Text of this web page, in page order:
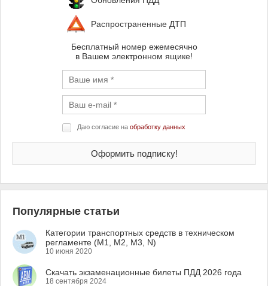
Распространенные ДТП
Бесплатный номер ежемесячно
в Вашем электронном ящике!
Даю согласие на обработку данных
Популярные статьи
Категории транспортных средств в техническом
регламенте (M1, M2, M3, N)
10 июня 2020
Скачать экзаменационные билеты ПДД 2026 года
18 сентября 2024